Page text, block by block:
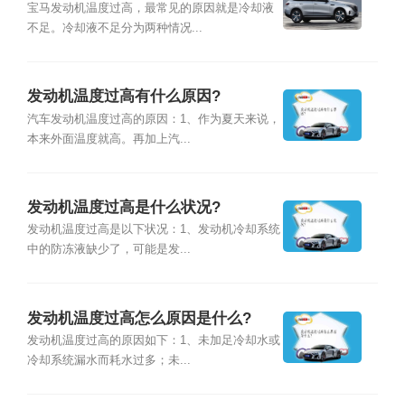
宝马发动机温度过高，最常见的原因就是冷却液
不足。冷却液不足分为两种情况...
发动机温度过高有什么原因?
汽车发动机温度过高的原因：1、作为夏天来说，
本来外面温度就高。再加上汽...
发动机温度过高是什么状况?
发动机温度过高是以下状况：1、发动机冷却系统
中的防冻液缺少了，可能是发...
发动机温度过高怎么原因是什么?
发动机温度过高的原因如下：1、未加足冷却水或
冷却系统漏水而耗水过多；未...